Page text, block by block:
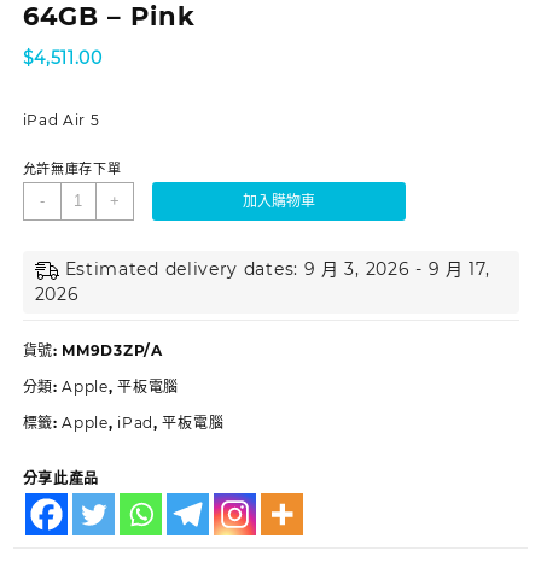
64GB – Pink
$4,511.00
iPad Air 5
允許無庫存下單
- + 加入購物車
Estimated delivery dates: 9 月 3, 2026 - 9 月 17,
2026
貨號: MM9D3ZP/A
分類:Apple,平板電腦
標籤:Apple, iPad,平板電腦
分享此產品